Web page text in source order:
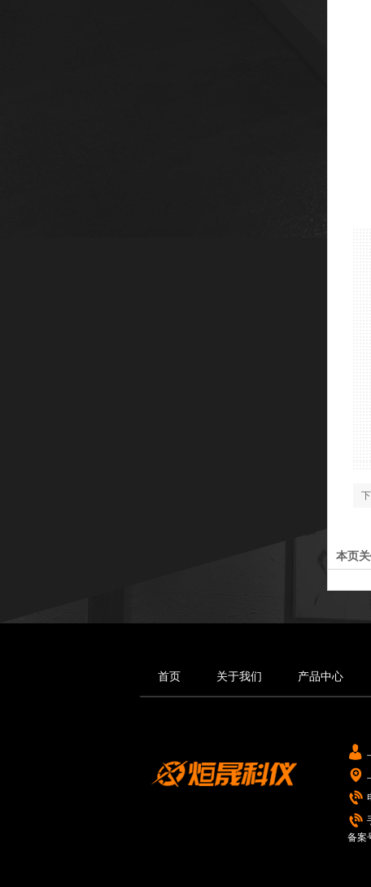
本页关
首页 关于我们 产品中心
备案